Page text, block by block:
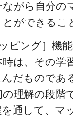
ながら自分の
とができるこ
ピング］機
は、その学
んだものであ
理解の段階
通して、マ